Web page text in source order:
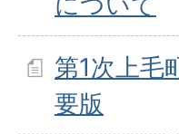
第1次上毛
要版